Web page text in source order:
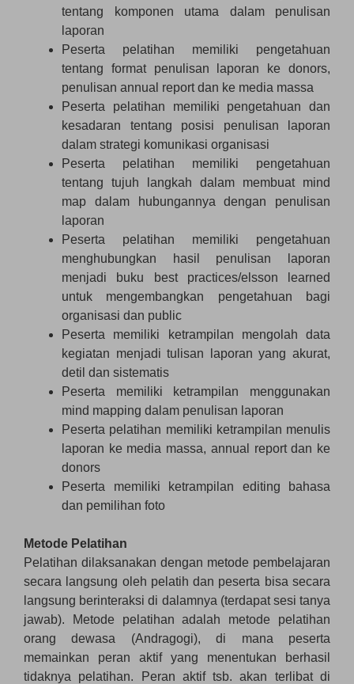
tentang komponen utama dalam penulisan
laporan
Peserta pelatihan memiliki pengetahuan
tentang format penulisan laporan ke donors,
penulisan annual report dan ke media massa
Peserta pelatihan memiliki pengetahuan dan
kesadaran tentang posisi penulisan laporan
dalam strategi komunikasi organisasi
Peserta pelatihan memiliki pengetahuan
tentang tujuh langkah dalam membuat mind
map dalam hubungannya dengan penulisan
laporan
Peserta pelatihan memiliki pengetahuan
menghubungkan hasil penulisan laporan
menjadi buku best practices/elsson learned
untuk mengembangkan pengetahuan bagi
organisasi dan public
Peserta memiliki ketrampilan mengolah data
kegiatan menjadi tulisan laporan yang akurat,
detil dan sistematis
Peserta memiliki ketrampilan menggunakan
mind mapping dalam penulisan laporan
Peserta pelatihan memiliki ketrampilan menulis
laporan ke media massa, annual report dan ke
donors
Peserta memiliki ketrampilan editing bahasa
dan pemilihan foto
Metode Pelatihan
Pelatihan dilaksanakan dengan metode pembelajaran
secara langsung oleh pelatih dan peserta bisa secara
langsung berinteraksi di dalamnya (terdapat sesi tanya
jawab). Metode pelatihan adalah metode pelatihan
orang dewasa (Andragogi), di mana peserta
memainkan peran aktif yang menentukan berhasil
tidaknya pelatihan. Peran aktif tsb. akan terlibat di